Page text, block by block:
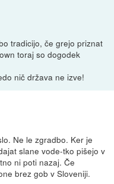
tradicijo, če grejo priznat
toraj so dogodek
nič država ne izve!
Ne le zgradbo. Ker je
slane vode-tko pišejo v
ni poti nazaj. Če
brez gob v Sloveniji.